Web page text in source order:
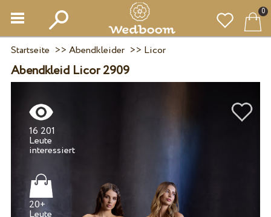
0
Startseite >> Abendkleider>> Licor
Abendkleid Licor 2909
16 201
Leute
20+